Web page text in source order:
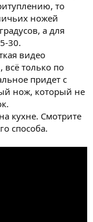
то
ножей
а для
30.
видео
только по
придет с
нож, который не
кухне. Смотрите
способа.